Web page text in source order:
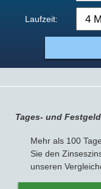
Laufzeit:
Tages- und
Mehr als 100
Sie den
unseren